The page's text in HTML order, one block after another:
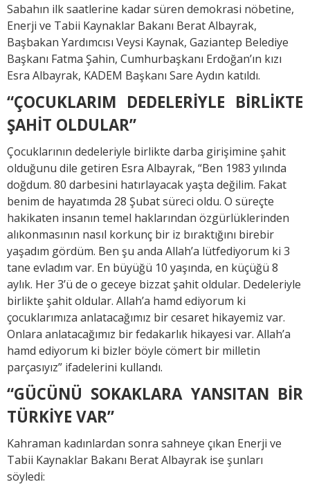
Sabahın ilk saatlerine kadar süren demokrasi nöbetine,
Enerji ve Tabii Kaynaklar Bakanı Berat Albayrak,
Başbakan Yardımcısı Veysi Kaynak, Gaziantep Belediye
Başkanı Fatma Şahin, Cumhurbaşkanı Erdoğan’ın kızı
Esra Albayrak, KADEM Başkanı Sare Aydın katıldı.
“ÇOCUKLARIM DEDELERİYLE BİRLİKTE
ŞAHİT OLDULAR”
Çocuklarının dedeleriyle birlikte darba girişimine şahit
olduğunu dile getiren Esra Albayrak, “Ben 1983 yılında
doğdum. 80 darbesini hatırlayacak yaşta değilim. Fakat
benim de hayatımda 28 Şubat süreci oldu. O süreçte
hakikaten insanın temel haklarından özgürlüklerinden
alıkonmasının nasıl korkunç bir iz bıraktığını birebir
yaşadım gördüm. Ben şu anda Allah’a lütfediyorum ki 3
tane evladım var. En büyüğü 10 yaşında, en küçüğü 8
aylık. Her 3’ü de o geceye bizzat şahit oldular. Dedeleriyle
birlikte şahit oldular. Allah’a hamd ediyorum ki
çocuklarımıza anlatacağımız bir cesaret hikayemiz var.
Onlara anlatacağımız bir fedakarlık hikayesi var. Allah’a
hamd ediyorum ki bizler böyle cömert bir milletin
parçasıyız” ifadelerini kullandı.
“GÜCÜNÜ SOKAKLARA YANSITAN BİR
TÜRKİYE VAR”
Kahraman kadınlardan sonra sahneye çıkan Enerji ve
Tabii Kaynaklar Bakanı Berat Albayrak ise şunları
söyledi: